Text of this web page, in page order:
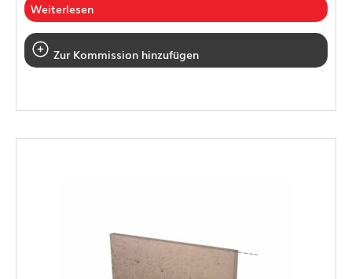
Weiterlesen
Zur Kommission hinzufügen